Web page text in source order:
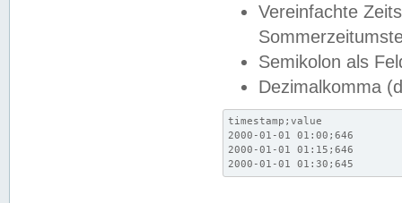
Vereinfachte
Semikolon als
Dezimalkomma
timestamp;value
2000-01-01 01:00;646
2000-01-01 01:15;646
2000-01-01 01:30;645